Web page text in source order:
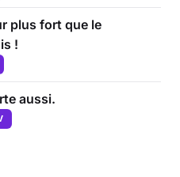
plus fort que le
!
aussi.